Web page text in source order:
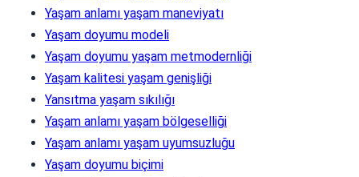
Yaşam anlamı yaşam maneviyatı
Yaşam doyumu modeli
Yaşam doyumu yaşam metmodernliği
Yaşam kalitesi yaşam genişliği
Yansıtma yaşam sıkılığı
Yaşam anlamı yaşam bölgeselliği
Yaşam anlamı yaşam uyumsuzluğu
Yaşam doyumu biçimi